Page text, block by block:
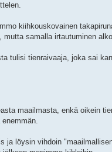
kiihkouskovainen
samalla irtautuminen
tulisi tienraivaaja, joka sai
maailmasta, enkä oikein
ja löysin vihdoin